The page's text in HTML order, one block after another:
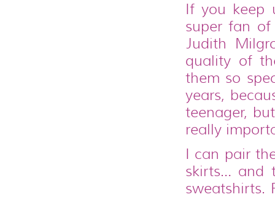
If you keep
super fan
Judith
quality of
them so
years,
teenager,
really
I can pair
skirts… and
sweatshirts.